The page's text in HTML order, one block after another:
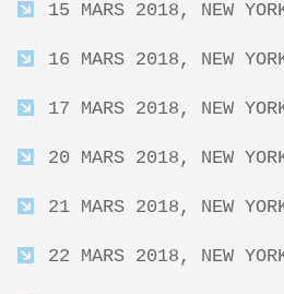
15 MARS 2018, NEW
16 MARS 2018, NEW
17 MARS 2018, NEW
20 MARS 2018, NEW
21 MARS 2018, NEW
22 MARS 2018, NEW